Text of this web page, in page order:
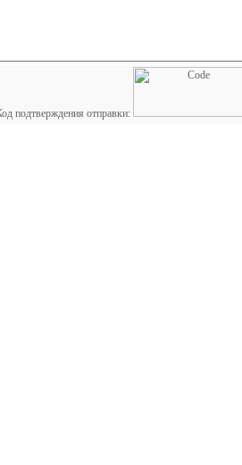
подтверждения отправки: